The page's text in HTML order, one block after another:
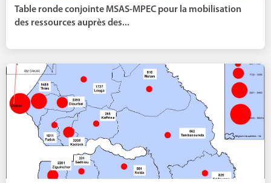
Table ronde conjointe MSAS-MPEC pour la mobilisation
des ressources auprès des...